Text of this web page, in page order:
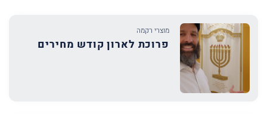
מוצרי רקמה
פרוכת לארון קודש מחירים